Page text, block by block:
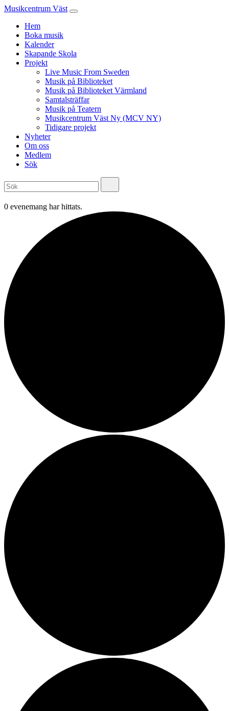
Musikcentrum Väst
Hem
Boka musik
Kalender
Skapande Skola
Projekt
Live Music From Sweden
Musik på Biblioteket
Musik på Biblioteket Värmland
Samtalsträffar
Musik på Teatern
Musikcentrum Väst Ny (MCV NY)
Tidigare projekt
Nyheter
Om oss
Medlem
Sök
0 evenemang har hittats.